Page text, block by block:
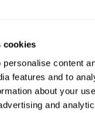
cookies
content
features and to
about your
and